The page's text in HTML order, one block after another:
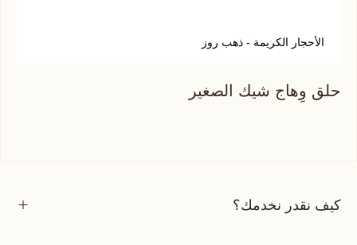
الأحجار الكريمة - ذهب روز
حلق وِهاج شيك الصغير
كيف نقدر نخدمك؟